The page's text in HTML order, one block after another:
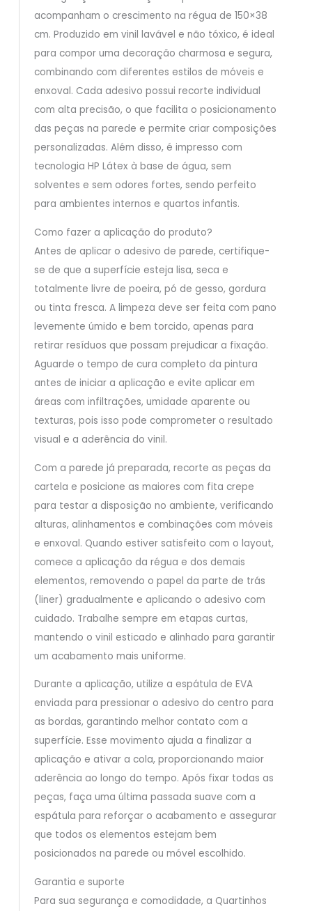
acompanham o crescimento na régua de 150×38
cm. Produzido em vinil lavável e não tóxico, é ideal
para compor uma decoração charmosa e segura,
combinando com diferentes estilos de móveis e
enxoval. Cada adesivo possui recorte individual
com alta precisão, o que facilita o posicionamento
das peças na parede e permite criar composições
personalizadas. Além disso, é impresso com
tecnologia HP Látex à base de água, sem
solventes e sem odores fortes, sendo perfeito
para ambientes internos e quartos infantis.
Como fazer a aplicação do produto?
Antes de aplicar o adesivo de parede, certifique-
se de que a superfície esteja lisa, seca e
totalmente livre de poeira, pó de gesso, gordura
ou tinta fresca. A limpeza deve ser feita com pano
levemente úmido e bem torcido, apenas para
retirar resíduos que possam prejudicar a fixação.
Aguarde o tempo de cura completo da pintura
antes de iniciar a aplicação e evite aplicar em
áreas com infiltrações, umidade aparente ou
texturas, pois isso pode comprometer o resultado
visual e a aderência do vinil.
Com a parede já preparada, recorte as peças da
cartela e posicione as maiores com fita crepe
para testar a disposição no ambiente, verificando
alturas, alinhamentos e combinações com móveis
e enxoval. Quando estiver satisfeito com o layout,
comece a aplicação da régua e dos demais
elementos, removendo o papel da parte de trás
(liner) gradualmente e aplicando o adesivo com
cuidado. Trabalhe sempre em etapas curtas,
mantendo o vinil esticado e alinhado para garantir
um acabamento mais uniforme.
Durante a aplicação, utilize a espátula de EVA
enviada para pressionar o adesivo do centro para
as bordas, garantindo melhor contato com a
superfície. Esse movimento ajuda a finalizar a
aplicação e ativar a cola, proporcionando maior
aderência ao longo do tempo. Após fixar todas as
peças, faça uma última passada suave com a
espátula para reforçar o acabamento e assegurar
que todos os elementos estejam bem
posicionados na parede ou móvel escolhido.
Garantia e suporte
Para sua segurança e comodidade, a Quartinhos